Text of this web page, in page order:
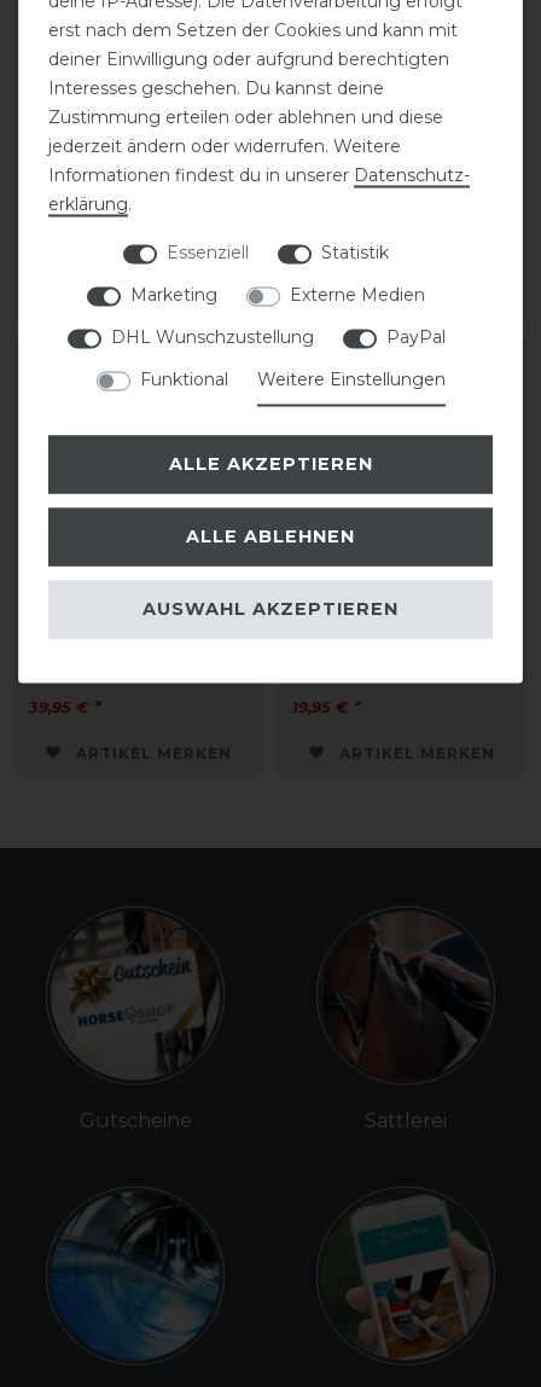
Eskadron Basics
Boxenvorhang
ARTIKEL MERKEN
Eskadron Basics
Equidenpassmappe
11,95 € *
ARTIKEL MERKEN
Eskadron Basic
Accessories Bag Tasche
39,95 € *
ARTIKEL MERKEN
Eskadron Basics
Bandagentasche
19,95 € *
ARTIKEL MERKEN
Gutscheine Sattlerei
erst nach dem Setzen der Cookies und kann mit
deiner Einwilligung oder aufgrund berechtigten
Interesses geschehen. Du kannst deine
Zustimmung erteilen oder ablehnen und diese
jederzeit ändern oder widerrufen. Weitere
Informationen findest du in unserer Daten­schutz­
erklärung.
Essenziell
Statistik
Marketing
Externe Medien
DHL Wunschzustellung
PayPal
Funktional
Weitere Einstellungen
ALLE AKZEPTIEREN
ALLE ABLEHNEN
AUSWAHL AKZEPTIEREN